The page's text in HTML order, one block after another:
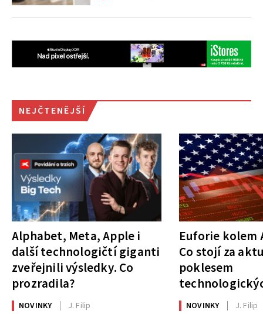
NEJČTENĚJŠÍ
Alphabet, Meta, Apple i
další technologičtí giganti
zveřejnili výsledky. Co
prozradila?
NOVINKY J. Filip
Euforie kolem
Co stojí za
poklesem
NOVINKY J. Filip